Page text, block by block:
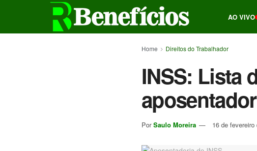
AO VIVO
Home Direitos do Trabalhador
INSS: Lista
Por Saulo Moreira 16 de